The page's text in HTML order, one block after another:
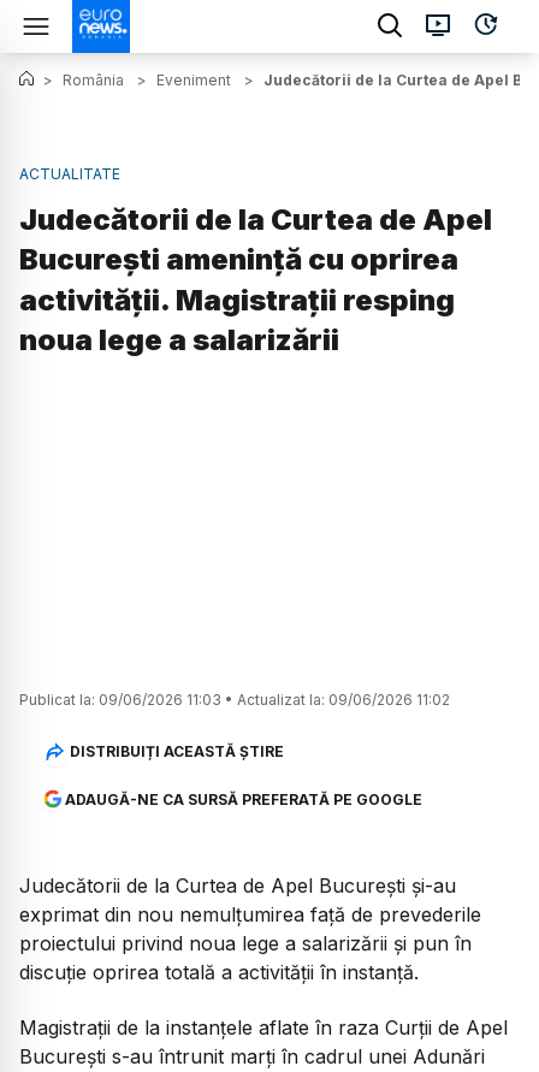
> România > Eveniment > Judecătorii de la Curtea de Apel
ACTUALITATE
Judecătorii de la Curtea de Apel
București amenință cu oprirea
activității. Magistrații resping
noua lege a salarizării
Publicat la: 09/06/2026 11:03 • Actualizat la: 09/06/2026 11:02
DISTRIBUIȚI ACEASTĂ ȘTIRE
ADAUGĂ-NE CA SURSĂ PREFERATĂ PE GOOGLE
Judecătorii de la Curtea de Apel București și-au
exprimat din nou nemulțumirea față de prevederile
proiectului privind noua lege a salarizării și pun în
discuție oprirea totală a activității în instanță.
Magistrații de la instanțele aflate în raza Curții de Apel
București s-au întrunit marți în cadrul unei Adunări